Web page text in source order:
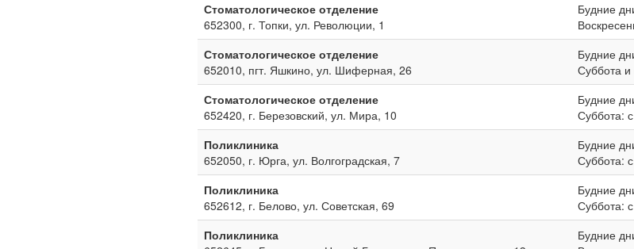
Стоматологическое отделение
652300, г. Топки, ул. Революции, 1
Будние
Стоматологическое отделение
652010, пгт. Яшкино, ул. Шиферная, 26
Будние
Суббота
Стоматологическое отделение
652420, г. Березовский, ул. Мира, 10
Будние
Суббота:
Поликлиника
652050, г. Юрга, ул. Волгоградская, 7
Будние
Суббота:
Поликлиника
652612, г. Белово, ул. Советская, 69
Будние
Суббота:
Поликлиника
Будние